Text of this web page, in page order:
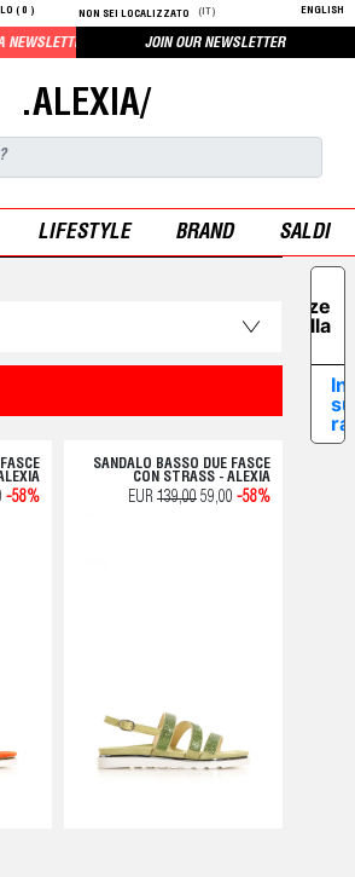
( 0 ) NON SEI LOCALIZZATO (IT) ENGLISH
JOIN OUR NEWSLETTER
.ALEXIA/
LIFESTYLE BRAND SALDI
-58%
SANDALO BASSO DUE FASCE
CON STRASS - ALEXIA
EUR 139,00 59,00 -58%
preferenze
relative alla